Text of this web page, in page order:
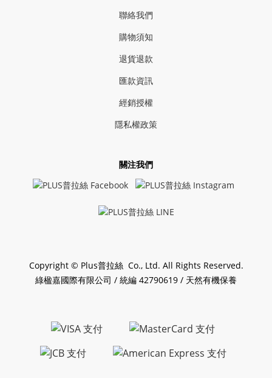
聯絡我們
購物須知
退貨退款
匯款資訊
經銷授權
隱私權政策
關注我們
Copyright © Plus普拉絲 Co., Ltd. All Rights Reserved.
綠楹嘉國際有限公司 / 統編 42790619 / 天然有機保養